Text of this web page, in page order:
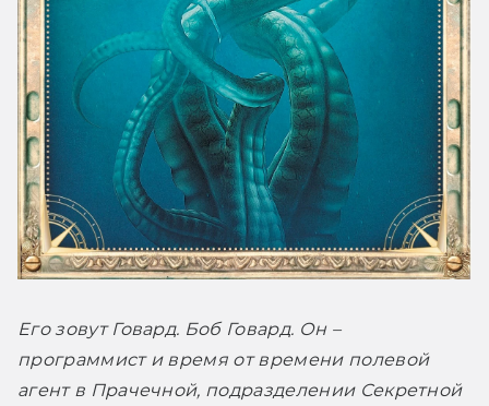
Его зовут Говард. Боб Говард. Он –
программист и время от времени полевой
агент в Прачечной, подразделении Секретной